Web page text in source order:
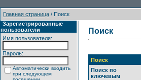
Главная страница / Поиск
Зарегистрированные
пользователи
Имя пользователя:
Пароль:
Автоматически входить
при следующем
Поиск
Поиск
Поиск по
ключевым